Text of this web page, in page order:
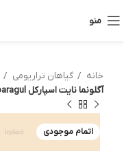
منو
خانه گیاهان تراریومی
آگلونما نایت اسپارکل Aglonema knight Asparagul
اتمام موجودی